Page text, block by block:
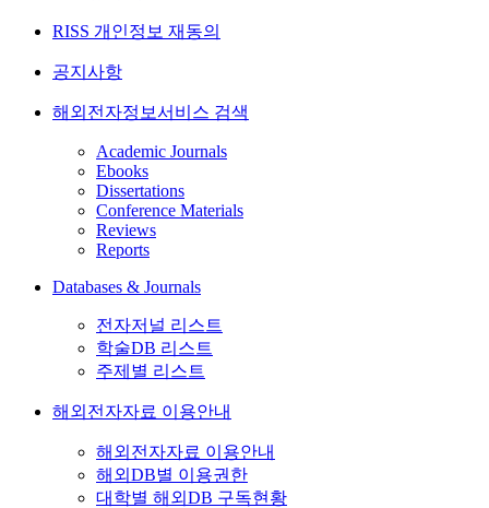
RISS 개인정보 재동의
공지사항
해외전자정보서비스 검색
Academic Journals
Ebooks
Dissertations
Conference Materials
Reviews
Reports
Databases & Journals
전자저널 리스트
학술DB 리스트
주제별 리스트
해외전자자료 이용안내
해외전자자료 이용안내
해외DB별 이용권한
대학별 해외DB 구독현황